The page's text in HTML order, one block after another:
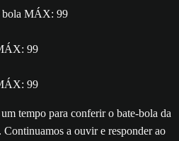
bola MÁX: 99
99
99
tempo para conferir o bate-bola da
a ouvir e responder ao